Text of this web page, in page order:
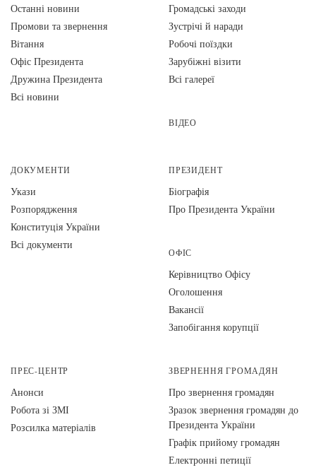
Останні новини
Промови та звернення
Вiтання
Офіс Президента
Дружина Президента
Всі новини
Громадські заходи
Зустрічі й наради
Робочі поїздки
Зарубіжні візити
Всі галереї
ВІДЕО
ДОКУМЕНТИ
Укази
Розпорядження
Конституція України
Всі документи
ПРЕЗИДЕНТ
Біографія
Про Президента України
ОФІС
Керівництво Офісу
Оголошення
Вакансії
Запобігання корупції
ПРЕС-ЦЕНТР
Анонси
Робота зі ЗМІ
Розсилка матеріалів
ЗВЕРНЕННЯ ГРОМАДЯН
Про звернення громадян
Зразок звернення громадян до
Президента України
Графік прийому громадян
Електронні петиції